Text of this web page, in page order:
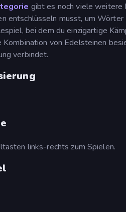
gibt es noch viele
entschlüsseln musst, um
bei dem du einzigartige
Kombination von Edelsteinen
verbindet.
links-rechts zum Spielen.